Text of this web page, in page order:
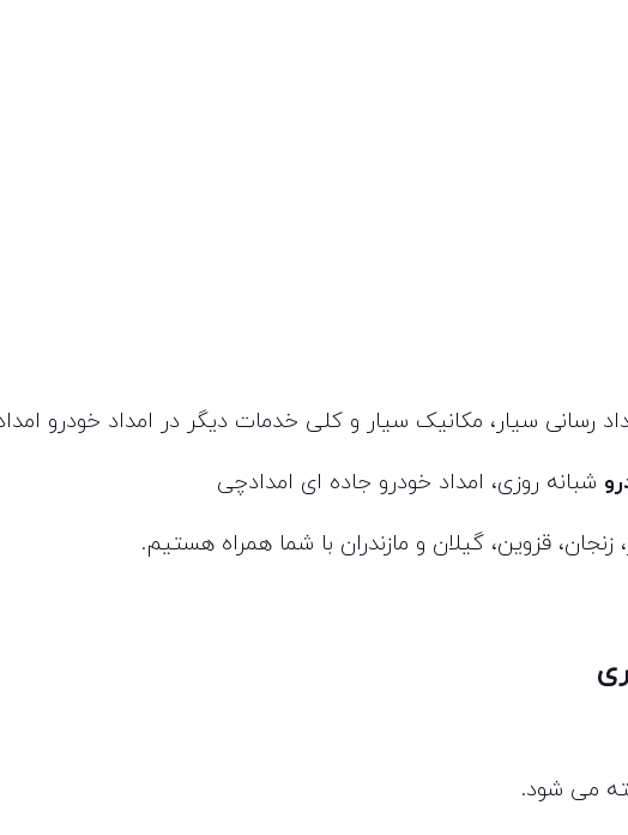
رسانی سیار، مکانیک سیار و کلی خدمات دیگر در امداد خودرو
شبانه روزی، امداد خودرو جاده ای امدادچی
زنجان، قزوین، گیلان و مازندران با شما همراه هستیم.
می شود.